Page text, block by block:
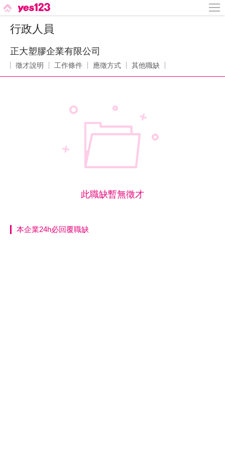
行政人員
正大塑膠企業有限公司
徵才說明 工作條件 應徵方式 其他職缺
此職缺暫無徵才
本企業24h必回覆職缺